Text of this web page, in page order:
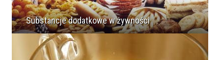
Substancje dodatkowe w żywności